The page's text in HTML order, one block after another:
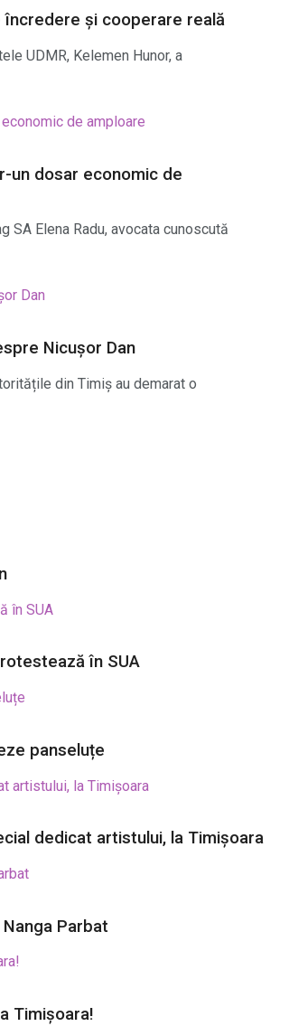
încredere și cooperare reală
UDMR, Kelemen Hunor, a
un dosar economic de
SA Elena Radu, avocata cunoscută
Nicușor Dan
din Timiș au demarat o
în SUA
panseluțe
dedicat artistului, la Timișoara
Parbat
Timișoara!